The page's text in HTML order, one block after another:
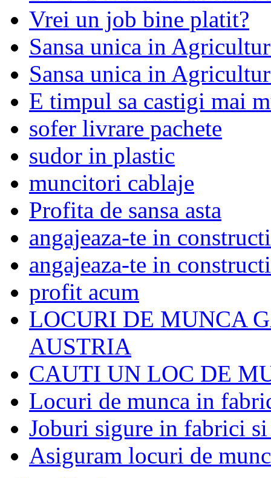
Vrei un job bine platit?
Sansa unica in
Sansa unica in
E timpul sa castigi mai
sofer livrare pachete
sudor in plastic
muncitori cablaje
Profita de sansa asta
angajeaza-te in
angajeaza-te in
profit acum
LOCURI DE MUNCA
AUSTRIA
CAUTI UN LOC DE
Locuri de munca in
Joburi sigure in fabrici
Asiguram locuri de